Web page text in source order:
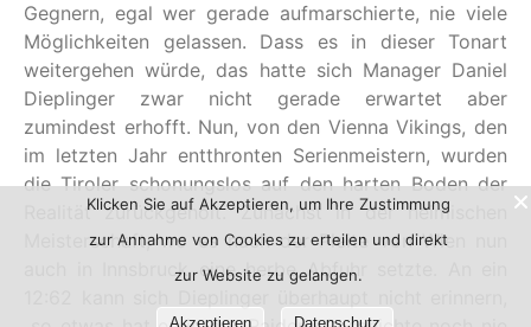
Gegnern, egal wer gerade aufmarschierte, nie viele
Möglichkeiten gelassen. Dass es in dieser Tonart
weitergehen würde, das hatte sich Manager Daniel
Dieplinger zwar nicht gerade erwartet aber
zumindest erhofft. Nun, von den Vienna Vikings, den
im letzten Jahr entthronten Serienmeistern, wurden
die Tiroler schonungslos auf den harten Boden der
Realität zurückgeholt. Zunächst in der heimischen
Meisterschaft, wo es nach der Pleite von Wien nun
auch in Innsbruck eine herbe Abfuhr setzte. An ein
Klicken Sie auf Akzeptieren, um Ihre Zustimmung
zur Annahme von Cookies zu erteilen und direkt
zur Website zu gelangen.
Akzeptieren Datenschutz